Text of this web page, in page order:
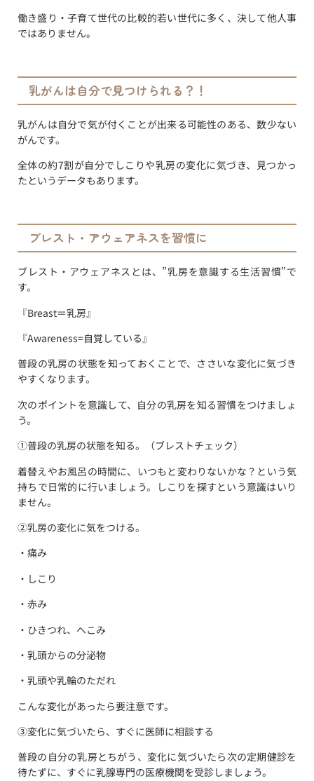
働き盛り・子育て世代の比較的若い世代に多く、決して他人事
ではありません。
乳がんは自分で見つけられる？！
乳がんは自分で気が付くことが出来る可能性のある、数少ない
がんです。
全体の約7割が自分でしこりや乳房の変化に気づき、見つかっ
たというデータもあります。
ブレスト・アウェアネスを習慣に
ブレスト・アウェアネスとは、”乳房を意識する生活習慣”で
す。
『Breast＝乳房』
『Awareness=自覚している』
普段の乳房の状態を知っておくことで、ささいな変化に気づき
やすくなります。
次のポイントを意識して、自分の乳房を知る習慣をつけましょ
う。
①普段の乳房の状態を知る。（ブレストチェック）
着替えやお風呂の時間に、いつもと変わりないかな？という気
持ちで日常的に行いましょう。しこりを探すという意識はいり
ません。
②乳房の変化に気をつける。
・痛み
・しこり
・赤み
・ひきつれ、へこみ
・乳頭からの分泌物
・乳頭や乳輪のただれ
こんな変化があったら要注意です。
③変化に気づいたら、すぐに医師に相談する
普段の自分の乳房とちがう、変化に気づいたら次の定期健診を
待たずに、すぐに乳腺専門の医療機関を受診しましょう。